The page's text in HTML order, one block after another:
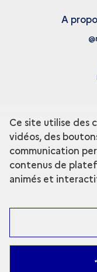
A
Ce site utilise des
vidéos, des
communication
contenus de
animés et